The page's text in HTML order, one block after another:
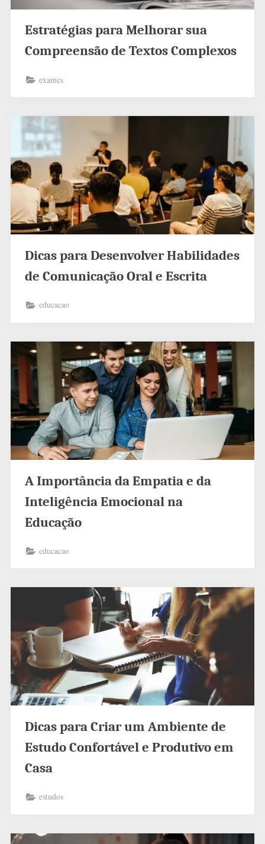
Estratégias para Melhorar sua
Compreensão de Textos Complexos
exames
Dicas para Desenvolver Habilidades
de Comunicação Oral e Escrita
educacao
A Importância da Empatia e da
Inteligência Emocional na
Educação
educacao
Dicas para Criar um Ambiente de
Estudo Confortável e Produtivo em
Casa
estudos